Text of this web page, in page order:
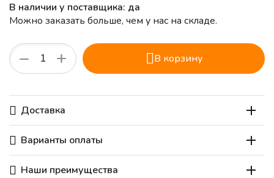
В наличии у поставщика: да
Можно заказать больше, чем у нас на складе.
+
− В корзину
Доставка
Варианты оплаты
Наши преимущества